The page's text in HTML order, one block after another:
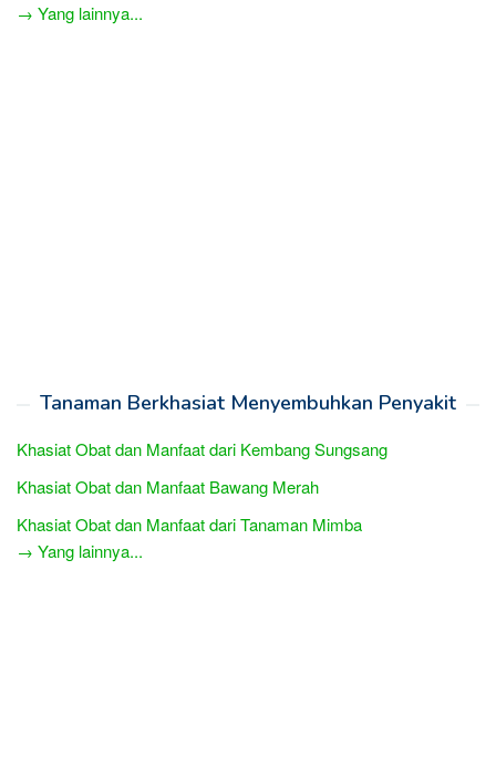
→ Yang lainnya...
Tanaman Berkhasiat Menyembuhkan Penyakit
Khasiat Obat dan Manfaat dari Kembang Sungsang
Khasiat Obat dan Manfaat Bawang Merah
Khasiat Obat dan Manfaat dari Tanaman Mimba
→ Yang lainnya...